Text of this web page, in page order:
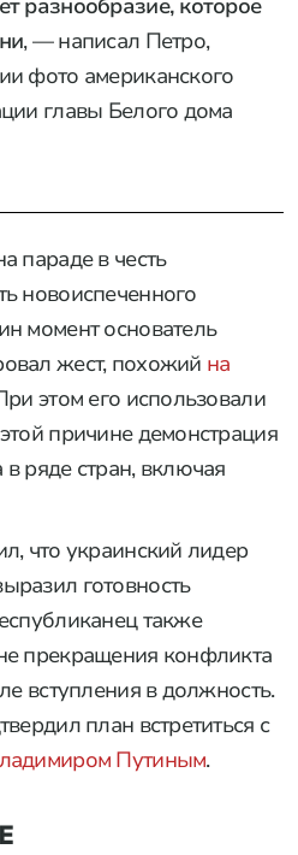
, — написал Петро,
фото американского
главы Белого дома
параде в честь
новоиспеченного
момент основатель
жест, похожий на
этом его использовали
причине демонстрация
ряде стран, включая
что украинский лидер
готовность
также
прекращения конфликта
вступления в должность.
план встретиться с
Путиным.